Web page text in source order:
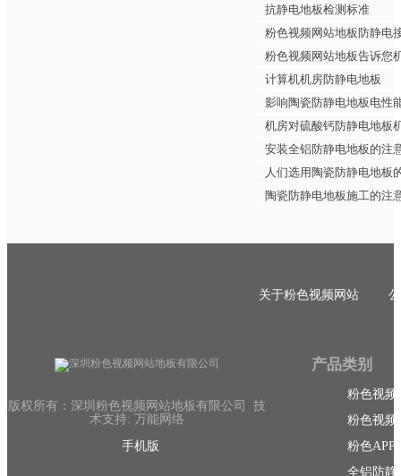
抗静电地板检测标准
粉色视频网站地板防静电
粉色视频网站地板告诉您
计算机机房防静电地板
影响陶瓷防静电地板电性
机房对硫酸钙防静电地板
安装全铝防静电地板的注
人们选用陶瓷防静电地板
陶瓷防静电地板施工的注
关于粉色视频网站
版权所有：深圳粉色视频网站地板有限公司 技
术支持: 万能网络
手机版
产品类别
粉色视频
粉色视频
粉色APP
全铝防静